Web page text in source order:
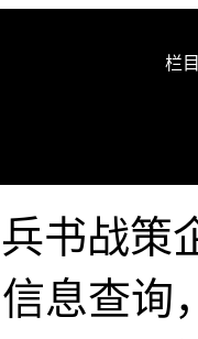
栏
兵书战策
信息查询